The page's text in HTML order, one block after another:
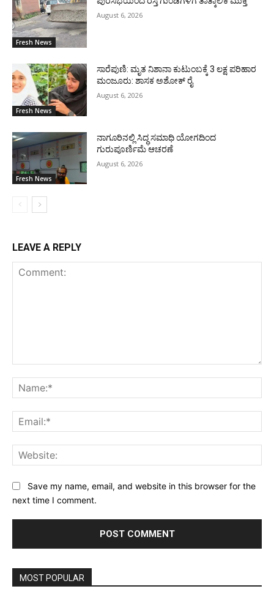
Fresh News
August 6, 2026
Fresh News
ಸಾರೆಪುಣಿ: ಮೃತ ನಿಶಾನಾ ಕುಟುಂಬಕ್ಕೆ 3 ಲಕ್ಷ ಪರಿಹಾರ
ಮಂಜೂರು: ಶಾಸಕ ಅಶೋಕ್ ರೈ
August 6, 2026
Fresh News
ನಾಗೂರಿನಲ್ಲಿ ಸಿದ್ಧ ಸಮಾಧಿ ಯೋಗದಿಂದ
ಗುರುಪೂರ್ಣಿಮೆ ಆಚರಣೆ
August 6, 2026
LEAVE A REPLY
Save my name, email, and website in this browser for the
next time I comment.
MOST POPULAR